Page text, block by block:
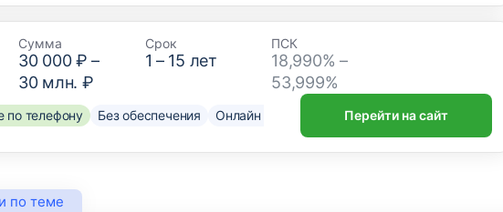
Сумма
30 000 ₽ –
30 млн. ₽
Срок
1 – 15 лет
ПСК
18,990% –
53,999%
по телефону Без обеспечения Онлайн решение Нужен только паспорт
Перейти на сайт
по теме